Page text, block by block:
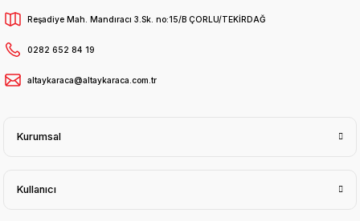
Reşadiye Mah. Mandıracı 3.Sk. no:15/B ÇORLU/TEKİRDAĞ
0282 652 84 19
altaykaraca@altaykaraca.com.tr
Kurumsal
Kullanıcı